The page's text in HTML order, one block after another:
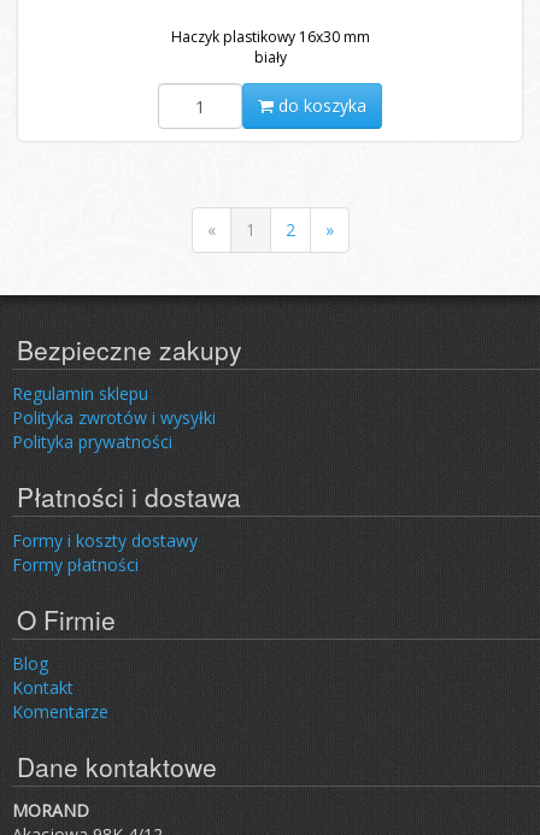
Haczyk plastikowy 16x30 mm
biały
do koszyka
« 1 2 »
Bezpieczne zakupy
Regulamin sklepu
Polityka zwrotów i wysyłki
Polityka prywatności
Płatności i dostawa
Formy i koszty dostawy
Formy płatności
O Firmie
Blog
Kontakt
Komentarze
Dane kontaktowe
MORAND